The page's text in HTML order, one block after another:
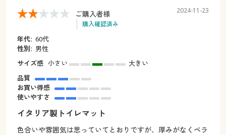
ご購入者様
購入確認済み
2024-11-23
年代: 60代
性別: 男性
サイズ感 小さい
大きい
品質
お買い得感
使いやすさ
イタリア製トイレマット
色合いや雰囲気は思っていてとおりですが、厚みがなくペラ